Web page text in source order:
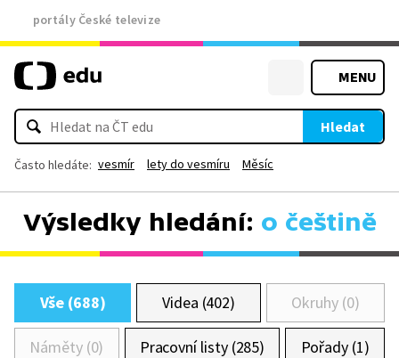
portály České televize
MENU
Hledat
Často hledáte: vesmír lety do vesmíru Měsíc
Výsledky hledání: o češtině
Vše (688) Videa (402) Okruhy (0)
Náměty (0) Pracovní listy (285) Pořady (1)